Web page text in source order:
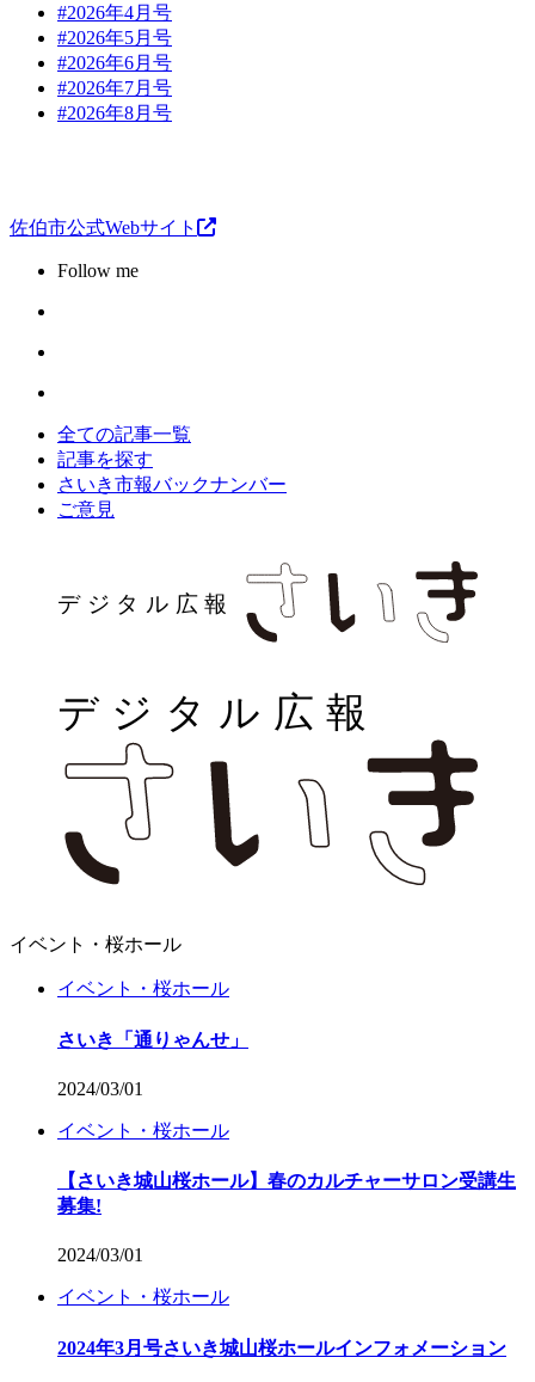
#2026年4月号
#2026年5月号
#2026年6月号
#2026年7月号
#2026年8月号
佐伯市公式Webサイト
Follow me
全ての記事一覧
記事を探す
さいき市報バックナンバー
ご意見
イベント・桜ホール
イベント・桜ホール
さいき「通りゃんせ」
2024/03/01
イベント・桜ホール
【さいき城山桜ホール】春のカルチャーサロン受講生
募集!
2024/03/01
イベント・桜ホール
2024年3月号さいき城山桜ホールインフォメーション